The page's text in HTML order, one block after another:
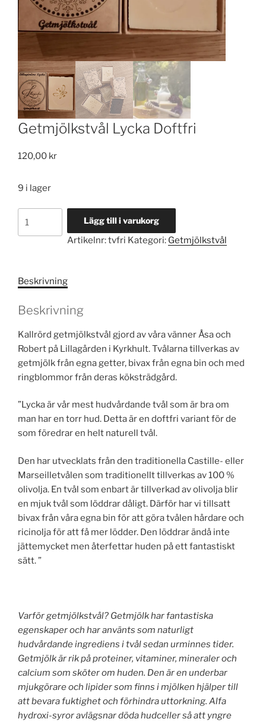
Getmjölkstvål Lycka Doftfri
120,00 kr
9 i lager
Lycka
Lägg till i varukorg
Artikelnr:tvfri Kategori: Getmjölkstvål
Beskrivning
Beskrivning
Kallrörd getmjölkstvål gjord av våra vänner Åsa och
Robert på Lillagården i Kyrkhult. Tvålarna tillverkas av
getmjölk från egna getter, bivax från egna bin och med
ringblommor från deras köksträdgård.
”Lycka är vår mest hudvårdande tvål som är bra om
man har en torr hud. Detta är en doftfri variant för de
som föredrar en helt naturell tvål.
Den har utvecklats från den traditionella Castille- eller
Marseilletvålen som traditionellt tillverkas av 100 %
olivolja. En tvål som enbart är tillverkad av olivolja blir
en mjuk tvål som löddrar dåligt. Därför har vi tillsatt
bivax från våra egna bin för att göra tvålen hårdare och
ricinolja för att få mer lödder. Den löddrar ändå inte
jättemycket men återfettar huden på ett fantastiskt
sätt. ”
Varför getmjölkstvål? Getmjölk har fantastiska
egenskaper och har använts som naturligt
hudvårdande ingrediens i tvål sedan urminnes tider.
Getmjölk är rik på proteiner, vitaminer, mineraler och
calcium som sköter om huden. Den är en underbar
mjukgörare och lipider som finns i mjölken hjälper till
att bevara fuktighet och förhindra uttorkning. Alfa
hydroxi-syror avlägsnar döda hudceller så att yngre